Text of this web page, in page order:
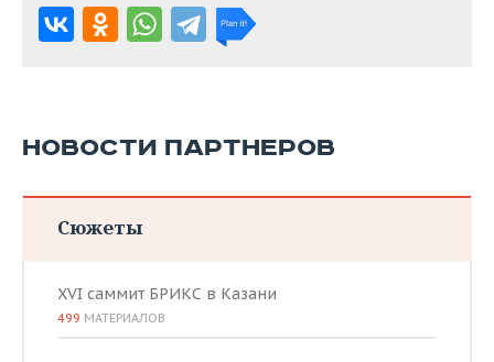
НОВОСТИ ПАРТНЕРОВ
Сюжеты
XVI саммит БРИКС в Казани
499 МАТЕРИАЛОВ